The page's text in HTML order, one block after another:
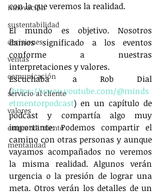
innovación
sustentabilidad
decisiones
ventas
comunicación
servicio al cliente
valores
emprendimiento
mentalidad
con la que veremos la realidad.
El mundo es objetivo. Nosotros
damos significado a los eventos
conforme a nuestras
interpretaciones y valores.
Escuchaba a Rob Dial
(https://www.youtube.com/@minds
etmentorpodcast) en un capítulo de
podcast y compartía algo muy
importante: Podemos compartir el
camino con otras personas y aunque
vayamos acompañados no veremos
la misma realidad. Algunos verán
urgencia o la presión de lograr una
meta. Otros verán los detalles de un